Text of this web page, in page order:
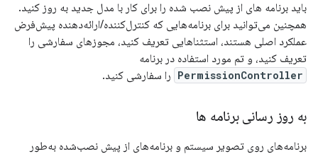
باید برنامه های از پیش نصب شده را برای کار با مدل جدید به روز کنید.
همچنین می‌توانید برای برنامه‌هایی که کنترل‌کننده/ارائه‌دهنده پیش‌فرض
عملکرد اصلی هستند، استثناهایی تعریف کنید، مجوزهای سفارشی را
تعریف کنید، و تم مورد استفاده در برنامه
PermissionController را سفارشی کنید.
به روز رسانی برنامه ها
برنامه‌های روی تصویر سیستم و برنامه‌های از پیش نصب‌شده به‌طور